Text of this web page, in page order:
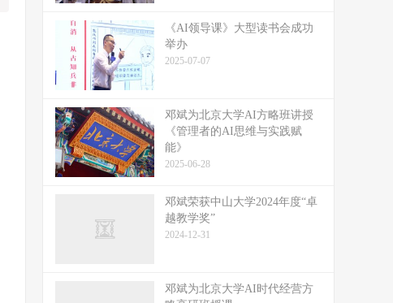
《AI领导课》大型读书会成功
举办
2025-07-07
邓斌为北京大学AI方略班讲授
《管理者的AI思维与实践赋
能》
2025-06-28
邓斌荣获中山大学2024年度“卓
越教学奖”
2024-12-31
邓斌为北京大学AI时代经营方